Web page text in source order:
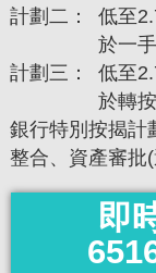
計劃二：
低至
於一
計劃三：
低至
於轉
銀行特別按揭計
整合、資產審批
即